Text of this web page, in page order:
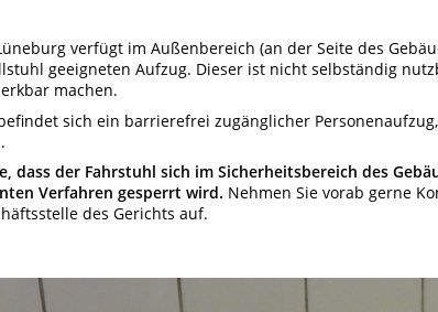
verfügt im Außenbereich (an der Seite des
geeigneten Aufzug. Dieser ist nicht selbständig
machen.
sich ein barrierefrei zugänglicher
dass der Fahrstuhl sich im Sicherheitsbereich des
Verfahren gesperrt wird. Nehmen Sie vorab gerne
des Gerichts auf.